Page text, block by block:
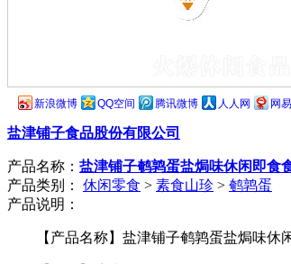
新浪微博 QQ空间 腾讯微博 人人网 网
盐津铺子食品股份有限公司
产品名称： 盐津铺子鹌鹑蛋盐焗味休闲即食
产品类别： 休闲零食 > 素食山珍 > 鹌鹑蛋
产品说明：
【产品名称】盐津铺子鹌鹑蛋盐焗味休